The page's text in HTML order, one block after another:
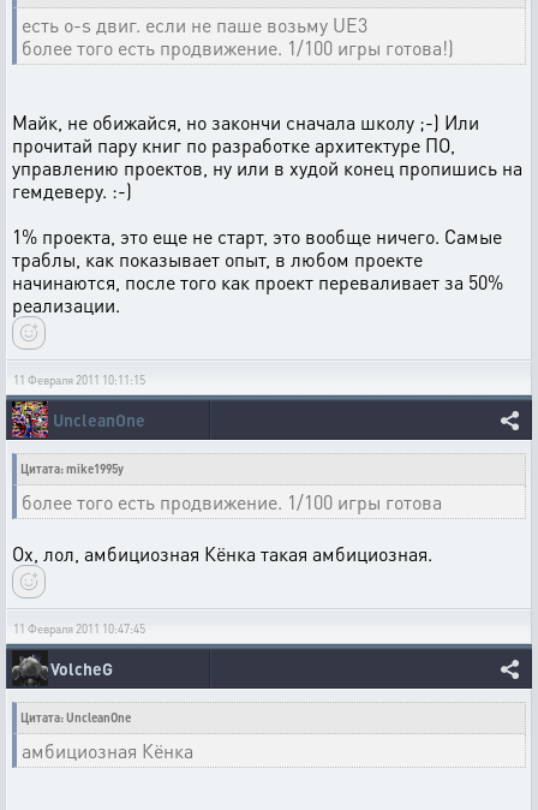
есть o-s двиг. если не паше возьму UE3
более того есть продвижение. 1/100 игры готова!)
Майк, не обижайся, но закончи сначала школу ;-) Или
прочитай пару книг по разработке архитектуре ПО,
управлению проектов, ну или в худой конец пропишись на
гемдеверу. :-)
1% проекта, это еще не старт, это вообще ничего. Самые
траблы, как показывает опыт, в любом проекте
начинаются, после того как проект переваливает за 50%
реализации.
11 Февраля 2011 10:11:15
UncleanOne
Цитата: mike1995y
более того есть продвижение. 1/100 игры готова
Ох, лол, амбициозная Кёнка такая амбициозная.
11 Февраля 2011 10:47:45
VolcheG
Цитата: UncleanOne
амбициозная Кёнка